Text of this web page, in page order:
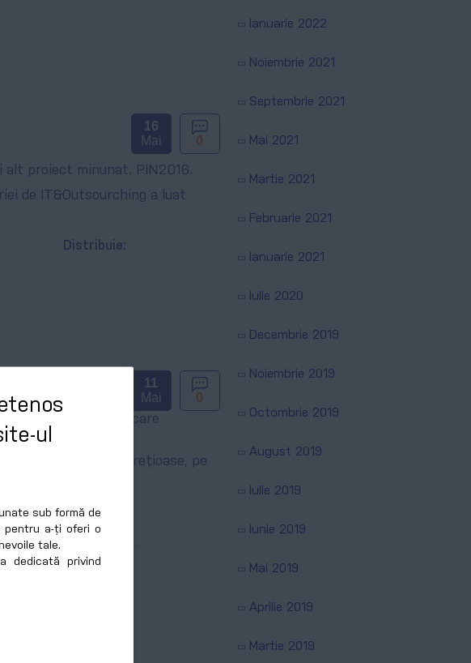
ul
sub formă de
pentru a-ți oferi o
tale.
dedicată privind
16
Mai
0
alt proiect minunat. PIN2016.
de IT&Outsourching a luat
Distribuie:
11
Mai
0
cu voi fiecare
pleci cu informații prețioase, pe
Ianuarie 2022
Noiembrie 2021
Septembrie 2021
Mai 2021
Martie 2021
Februarie 2021
Ianuarie 2021
Iulie 2020
Decembrie 2019
Noiembrie 2019
Octombrie 2019
August 2019
Iulie 2019
Iunie 2019
Mai 2019
Aprilie 2019
Martie 2019